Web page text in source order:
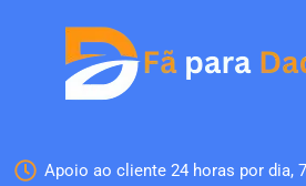
Apoio ao cliente 24 horas por dia,